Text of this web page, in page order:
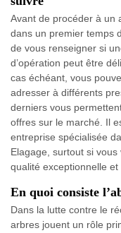
Avant de procéder à un
dans un premier temps
de vous renseigner si
d’opération peut être
cas échéant, vous
adresser à différents
derniers vous
offres sur le marché. Il
entreprise spécialisée
Elagage, surtout si vous
qualité exceptionnelle
En quoi consiste
Dans la lutte contre le
arbres jouent un rôle